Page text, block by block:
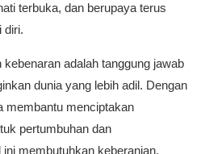
terbuka, dan berupaya terus
diri.
adalah tanggung jawab
dunia yang lebih adil. Dengan
membantu menciptakan
pertumbuhan dan
membutuhkan keberanian,